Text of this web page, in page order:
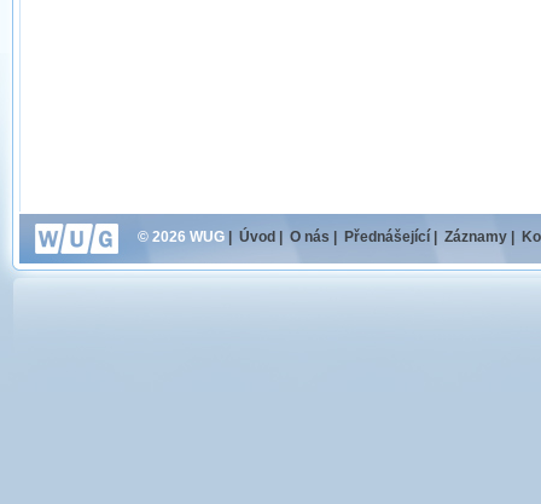
© 2026 WUG Úvod O nás Přednášející Záznamy